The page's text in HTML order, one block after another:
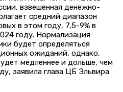
взвешенная денежно-
средний диапазон
в этом году, 7,5-9% в
году. Нормализация
будет определяться
ожиданий, однако,
медленнее и дольше, чем
заявила глава ЦБ Эльвира